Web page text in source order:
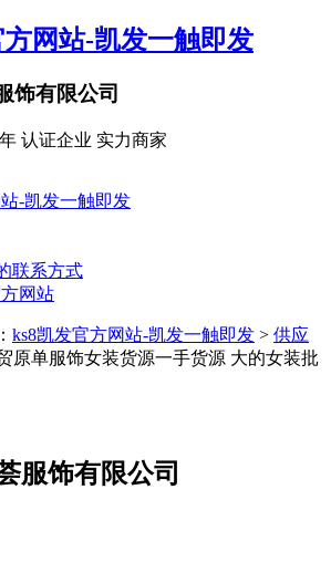
方网站-凯发一触即发
饰有限公司
年 认证企业 实力商家
-凯发一触即发
联系方式
网站
ks8凯发官方网站-凯发一触即发 > 供应
原单服饰女装货源一手货源 大的女装批
服饰有限公司